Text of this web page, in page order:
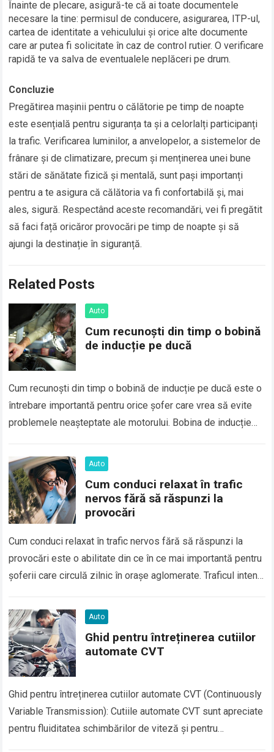
Înainte de plecare, asigură-te că ai toate documentele
necesare la tine: permisul de conducere, asigurarea, ITP-ul,
cartea de identitate a vehiculului și orice alte documente
care ar putea fi solicitate în caz de control rutier. O verificare
rapidă te va salva de eventualele neplăceri pe drum.
Concluzie
Pregătirea mașinii pentru o călătorie pe timp de noapte
este esențială pentru siguranța ta și a celorlalți participanți
la trafic. Verificarea luminilor, a anvelopelor, a sistemelor de
frânare și de climatizare, precum și menținerea unei bune
stări de sănătate fizică și mentală, sunt pași importanți
pentru a te asigura că călătoria va fi confortabilă și, mai
ales, sigură. Respectând aceste recomandări, vei fi pregătit
să faci față oricăror provocări pe timp de noapte și să
ajungi la destinație în siguranță.
Related Posts
Auto
Cum recunoști din timp o bobină
de inducție pe ducă
Cum recunoști din timp o bobină de inducție pe ducă este o
întrebare importantă pentru orice șofer care vrea să evite
problemele neașteptate ale motorului. Bobina de inducție
Auto
Cum conduci relaxat în trafic
nervos fără să răspunzi la
provocări
Cum conduci relaxat în trafic nervos fără să răspunzi la
provocări este o abilitate din ce în ce mai importantă pentru
șoferii care circulă zilnic în orașe aglomerate. Traficul intens,
Auto
Ghid pentru întreținerea cutiilor
automate CVT
Ghid pentru întreținerea cutiilor automate CVT (Continuously
Variable Transmission): Cutiile automate CVT sunt apreciate
pentru fluiditatea schimbărilor de viteză și pentru